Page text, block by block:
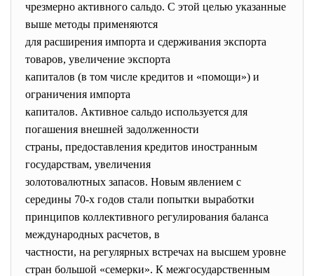
чрезмерно активного сальдо. С этой целью указанные
выше методы применяются
для расширения импорта и сдерживания экспорта
товаров, увеличение экспорта
капиталов (в том числе кредитов и «помощи») и
ограничения импорта
капиталов. Активное сальдо используется для
погашения внешней задолженности
страны, предоставления кредитов иностранным
государствам, увеличения
золотовалютных запасов. Новым явлением с
середины 70-х годов стали попытки выработки
принципов коллективного регулирования баланса
международных расчетов, в
частности, на регулярных встречах на высшем уровне
стран большой «семерки». К межгосударственным